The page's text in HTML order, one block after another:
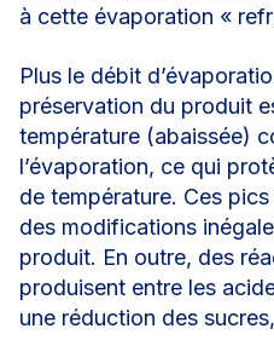
à cette évaporation «
Plus le débit
préservation du produit
température (abaissée)
l’évaporation, ce qui
de température. Ces
des modifications
produit. En outre, des
produisent entre les
une réduction des